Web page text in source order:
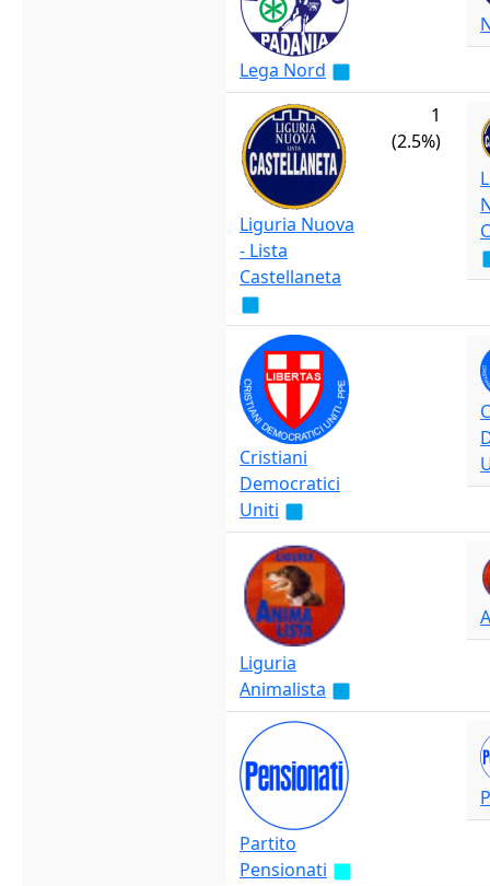
Lega Nord
Liguria Nuova
- Lista
Castellaneta
1
(2.5%)
Cristiani
Democratici
Uniti
Liguria
Animalista
Partito
Pensionati